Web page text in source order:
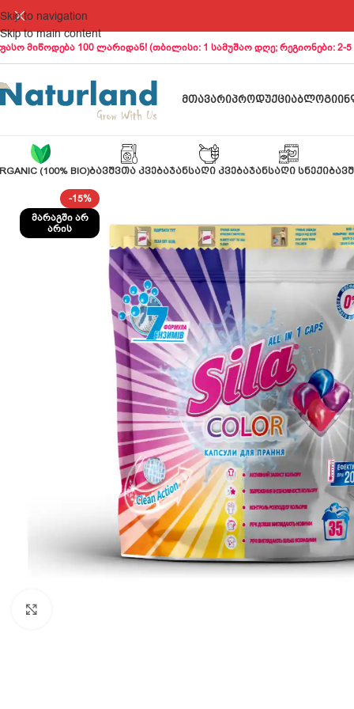
Skip to navigation
Skip to main content
მიწოდება 100 ლარიდან! (თბილისი: 1 სამუშაო დღე; რეგიონები: 2-
ᲛᲗᲐᲕᲐᲠᲘᲞᲠᲝᲓᲣᲥᲪᲘᲐᲑᲚᲝᲒᲘ
(100% BIO)ᲑᲐᲕᲨᲕᲗᲐ ᲙᲕᲔᲑᲐᲯᲐᲜᲡᲐᲦᲘ ᲙᲕᲔᲑᲐᲯᲐᲜᲡᲐᲦᲘ ᲡᲜᲔᲥᲘ
-15%
ᲛᲐᲠᲐᲒᲨᲘ ᲐᲠ
ᲐᲠᲘᲡ